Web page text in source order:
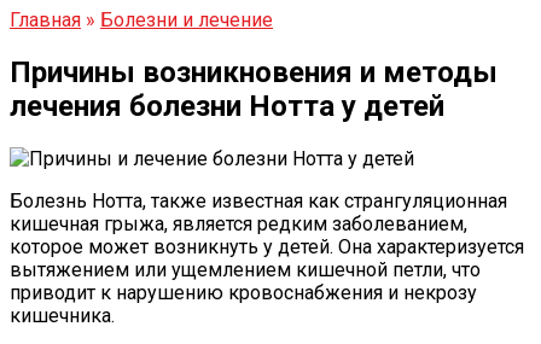
Главная » Болезни и лечение
Причины возникновения и методы
лечения болезни Нотта у детей
Болезнь Нотта, также известная как странгуляционная
кишечная грыжа, является редким заболеванием,
которое может возникнуть у детей. Она характеризуется
вытяжением или ущемлением кишечной петли, что
приводит к нарушению кровоснабжения и некрозу
кишечника.